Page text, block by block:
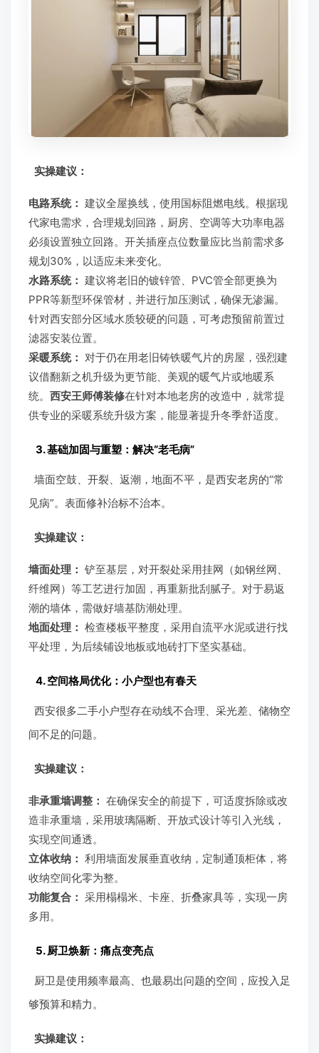
实操建议：
电路系统： 建议全屋换线，使用国标阻燃电线。根据现
代家电需求，合理规划回路，厨房、空调等大功率电器
必须设置独立回路。开关插座点位数量应比当前需求多
规划30%，以适应未来变化。
水路系统： 建议将老旧的镀锌管、PVC管全部更换为
PPR等新型环保管材，并进行加压测试，确保无渗漏。
针对西安部分区域水质较硬的问题，可考虑预留前置过
滤器安装位置。
采暖系统： 对于仍在用老旧铸铁暖气片的房屋，强烈建
议借翻新之机升级为更节能、美观的暖气片或地暖系
统。 西安王师傅装修在针对本地老房的改造中，就常提
供专业的采暖系统升级方案，能显著提升冬季舒适度。
3. 基础加固与重塑：解决“老毛病”
墙面空鼓、开裂、返潮，地面不平，是西安老房的“常
见病”。表面修补治标不治本。
实操建议：
墙面处理： 铲至基层，对开裂处采用挂网（如钢丝网、
纤维网）等工艺进行加固，再重新批刮腻子。对于易返
潮的墙体，需做好墙基防潮处理。
地面处理： 检查楼板平整度，采用自流平水泥或进行找
平处理，为后续铺设地板或地砖打下坚实基础。
4. 空间格局优化：小户型也有春天
西安很多二手小户型存在动线不合理、采光差、储物空
间不足的问题。
实操建议：
非承重墙调整： 在确保安全的前提下，可适度拆除或改
造非承重墙，采用玻璃隔断、开放式设计等引入光线，
实现空间通透。
立体收纳： 利用墙面发展垂直收纳，定制通顶柜体，将
收纳空间化零为整。
功能复合： 采用榻榻米、卡座、折叠家具等，实现一房
多用。
5. 厨卫焕新：痛点变亮点
厨卫是使用频率最高、也最易出问题的空间，应投入足
够预算和精力。
实操建议：